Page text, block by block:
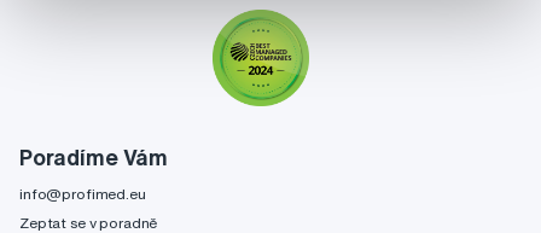
Poradíme Vám
info@profimed.eu
Zeptat se v poradně